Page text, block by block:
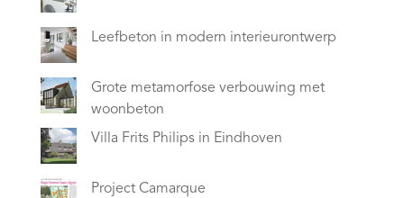
Leefbeton in modern interieurontwerp
Grote metamorfose verbouwing met
woonbeton
Villa Frits Philips in Eindhoven
Project Camarque